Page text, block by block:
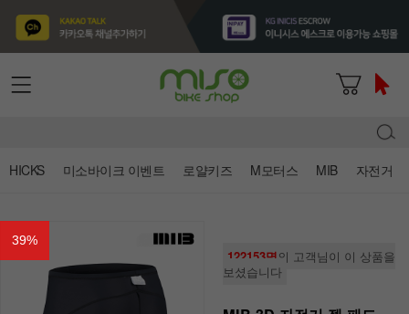
HICKS 미소바이크 이벤트 로얄키즈 M모터스 MIB 자전거
39%
122153명의 고객님이 이 상품을
보셨습니다